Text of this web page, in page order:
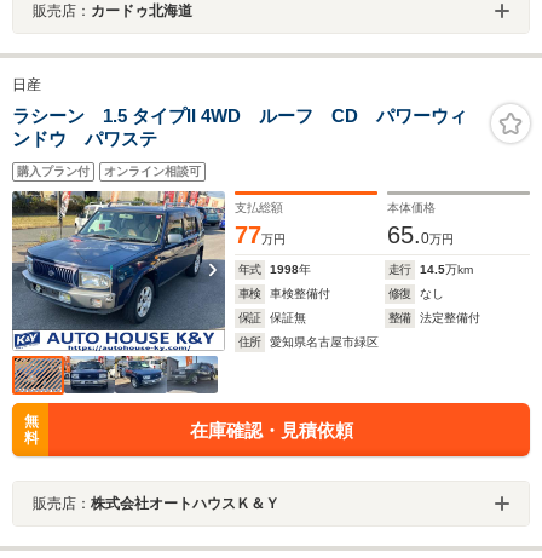
販売店： カードゥ北海道
日産
ラシーン 1.5 タイプII 4WD ルーフ CD パワーウィ
ンドウ パワステ
購入プラン付 オンライン相談可
支払総額
77万円
本体価格
65.0万円
年式 1998年 走行 14.5万km
車検
車検整備付 修復
なし
保証
保証無 整備
法定整備付
住所
愛知県名古屋市緑区
無
料
在庫確認・見積依頼
販売店： 株式会社オートハウスＫ＆Ｙ